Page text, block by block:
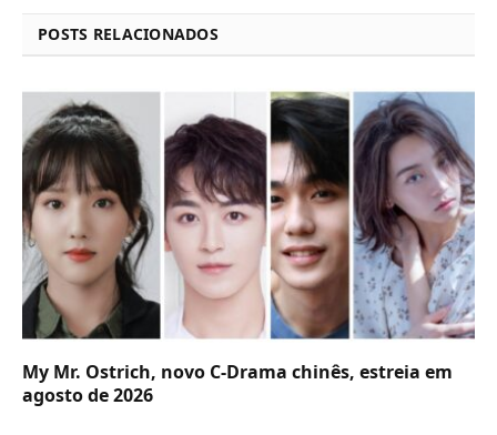
POSTS RELACIONADOS
My Mr. Ostrich, novo C-Drama chinês, estreia em
agosto de 2026